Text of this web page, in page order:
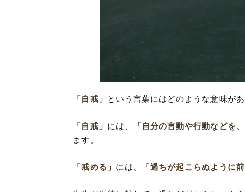
「自戒」 という言葉にはどのような意味があ
「自戒」 には、 「自分の言動や行動などを
ます。
「戒める」 には、 「過ちが起こらぬように